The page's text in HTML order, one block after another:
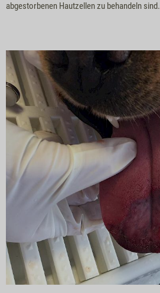
abgestorbenen Hautzellen zu behandeln sind.